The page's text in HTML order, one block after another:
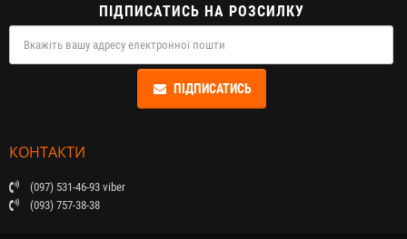
ПІДПИСАТИСЬ НА РОЗСИЛКУ
ПІДПИСАТИСЬ
КОНТАКТИ
(097) 531-46-93 viber
(093) 757-38-38